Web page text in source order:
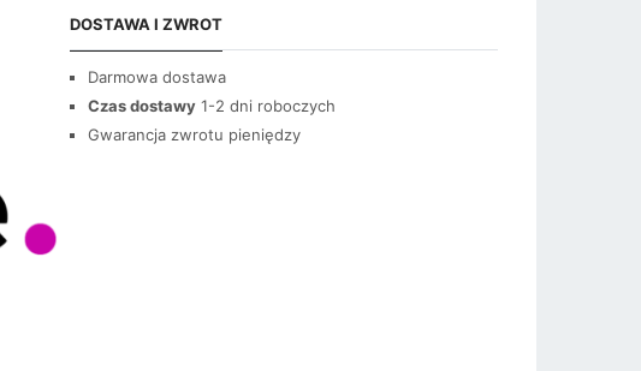
DOSTAWA I ZWROT
Darmowa dostawa
Czas dostawy 1-2 dni roboczych
Gwarancja zwrotu pieniędzy